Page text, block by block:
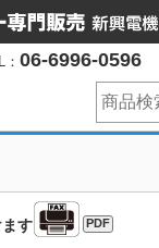
06-6996-0596
す PDF